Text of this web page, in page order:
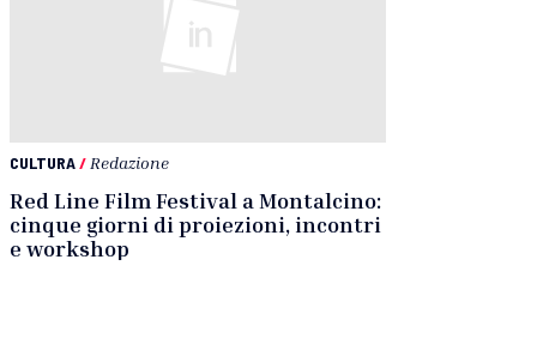
CULTURA/ Redazione
Red Line Film Festival a Montalcino:
cinque giorni di proiezioni, incontri
e workshop